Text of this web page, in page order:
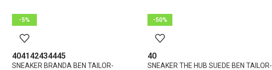
-5%
4041 42434445
SNEAKER BRANDA BEN TAILOR-
-50%
40
SNEAKER THE HUB SUEDE BEN TAILOR-